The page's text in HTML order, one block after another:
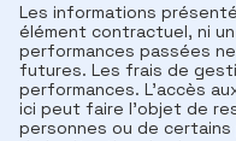
Les informations
élément contractuel, ni
performances passées
futures. Les frais de
performances. L'accès
ici peut faire l'objet de
personnes ou de